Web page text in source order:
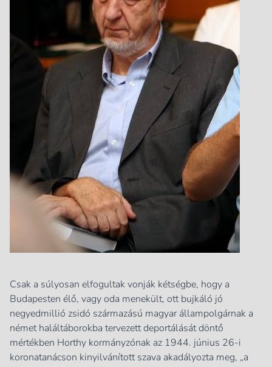
Csak a súlyosan elfogultak vonják kétségbe, hogy a
Budapesten élő, vagy oda menekült, ott bujkáló jó
negyedmillió zsidó származású magyar állampolgárnak a
német haláltáborokba tervezett deportálását döntő
mértékben Horthy kormányzónak az 1944. június 26-i
koronatanácson kinyilvánított szava akadályozta meg, „a